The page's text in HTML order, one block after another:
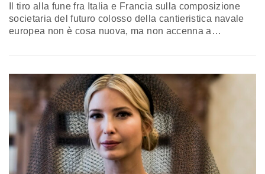
Il tiro alla fune fra Italia e Francia sulla composizione
societaria del futuro colosso della cantieristica navale
europea non è cosa nuova, ma non accenna a
Calenda (Sviluppo economico), l’appuntamento è
rimandato a settembre: gli equilibri azionari del…